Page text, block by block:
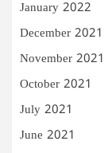
January 2022
December 2021
November 2021
October 2021
July 2021
June 2021